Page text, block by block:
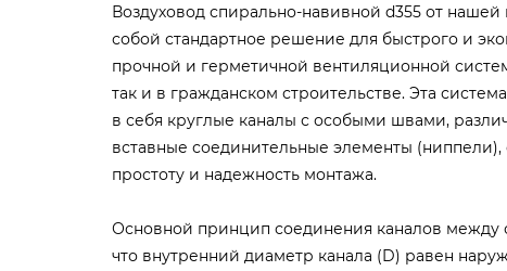
Воздуховод спирально-навивной d355 от
собой стандартное решение для быстрого и
прочной и герметичной вентиляционной
так и в гражданском строительстве. Эта
в себя круглые каналы с особыми швами,
вставные соединительные элементы
простоту и надежность монтажа.
Основной принцип соединения каналов между
что внутренний диаметр канала (D) равен